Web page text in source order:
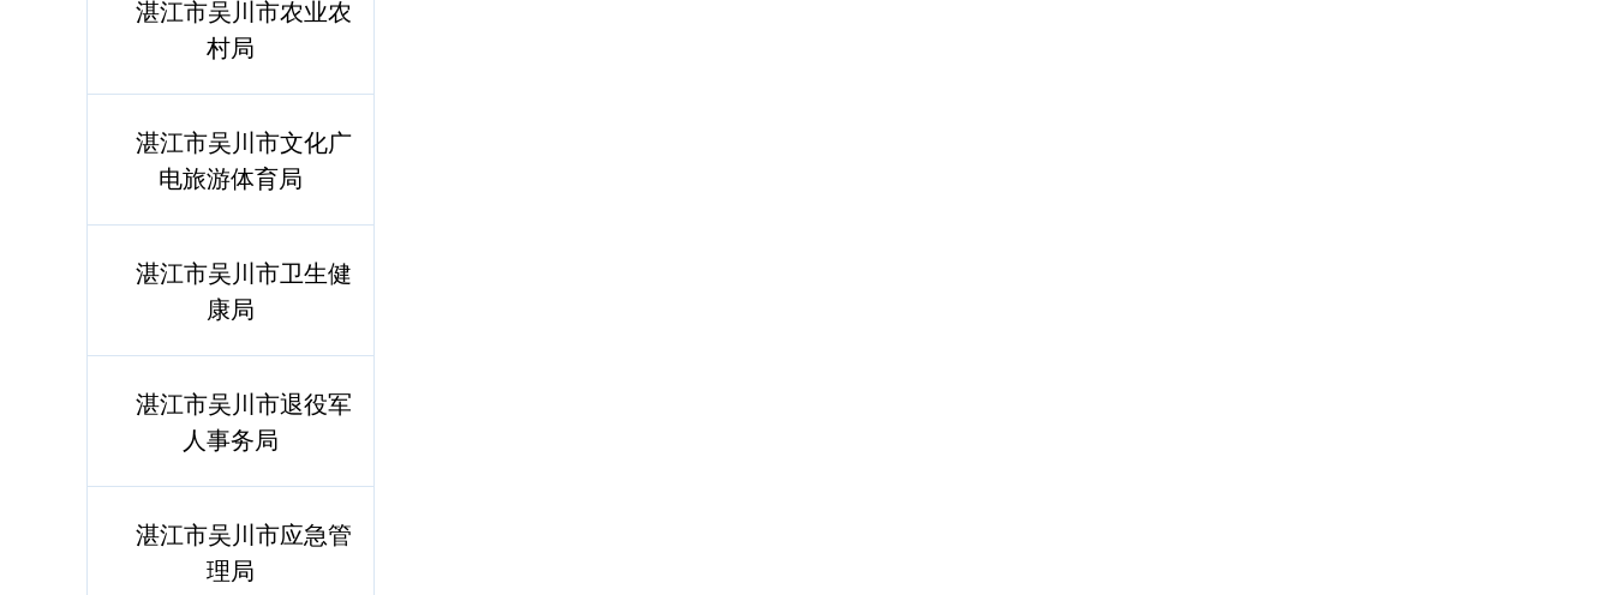
湛江市吴川市农业农
村局
湛江市吴川市文化广
电旅游体育局
湛江市吴川市卫生健
康局
湛江市吴川市退役军
人事务局
湛江市吴川市应急管
理局